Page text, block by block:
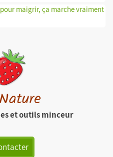
maigrir, ça marche vraiment
et outils minceur